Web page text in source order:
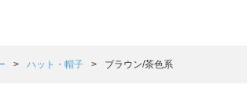
（ツハルバイサマンサモスモス）のハット・帽子一覧
マンサモスモス ラーゴム）のハット・帽子一覧
ハット・帽子 ブラウン/茶色系